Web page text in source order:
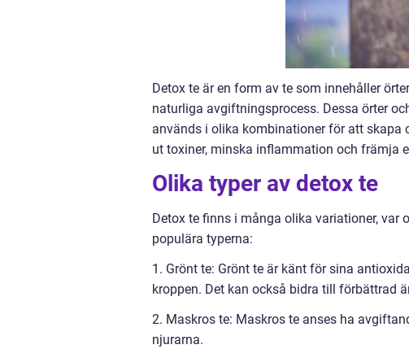
Detox te är en form av te som innehåller
naturliga avgiftningsprocess. Dessa örter
används i olika kombinationer för att skapa
ut toxiner, minska inflammation och främja
Olika typer av detox te
Detox te finns i många olika variationer, var
populära typerna:
1. Grönt te: Grönt te är känt för sina
kroppen. Det kan också bidra till förbättrad
2. Maskros te: Maskros te anses ha
njurarna.